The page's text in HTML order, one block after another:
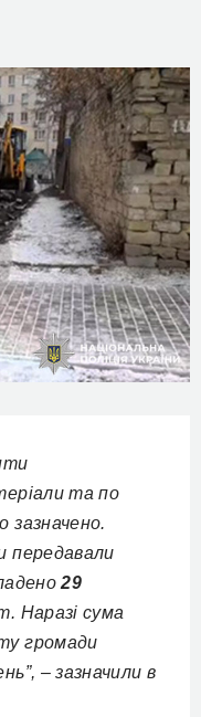
та по
зазначено.
передавали
29
Наразі сума
громади
– зазначили в